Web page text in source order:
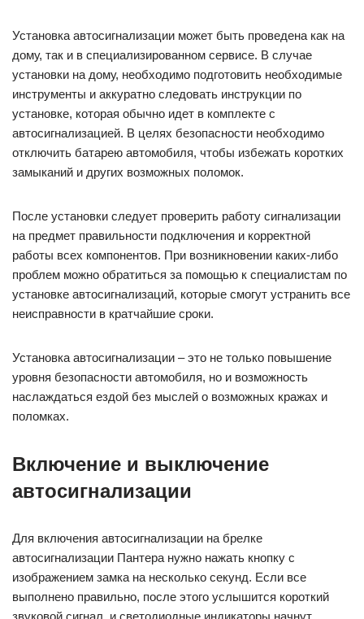
Установка автосигнализации может быть проведена как на
дому, так и в специализированном сервисе. В случае
установки на дому, необходимо подготовить необходимые
инструменты и аккуратно следовать инструкции по
установке, которая обычно идет в комплекте с
автосигнализацией. В целях безопасности необходимо
отключить батарею автомобиля, чтобы избежать коротких
замыканий и других возможных поломок.
После установки следует проверить работу сигнализации
на предмет правильности подключения и корректной
работы всех компонентов. При возникновении каких-либо
проблем можно обратиться за помощью к специалистам по
установке автосигнализаций, которые смогут устранить все
неисправности в кратчайшие сроки.
Установка автосигнализации – это не только повышение
уровня безопасности автомобиля, но и возможность
наслаждаться ездой без мыслей о возможных кражах и
поломках.
Включение и выключение
автосигнализации
Для включения автосигнализации на брелке
автосигнализации Пантера нужно нажать кнопку с
изображением замка на несколько секунд. Если все
выполнено правильно, после этого услышится короткий